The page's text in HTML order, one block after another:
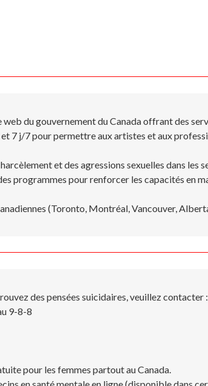
web du gouvernement du Canada offrant des
7 j/7 pour permettre aux artistes et aux
et des agressions sexuelles dans les
programmes pour renforcer les capacités en
(Toronto, Montréal, Vancouver,
des pensées suicidaires, veuillez contacter :
9-8-8
pour les femmes partout au Canada.
en santé mentale en ligne (disponible dans